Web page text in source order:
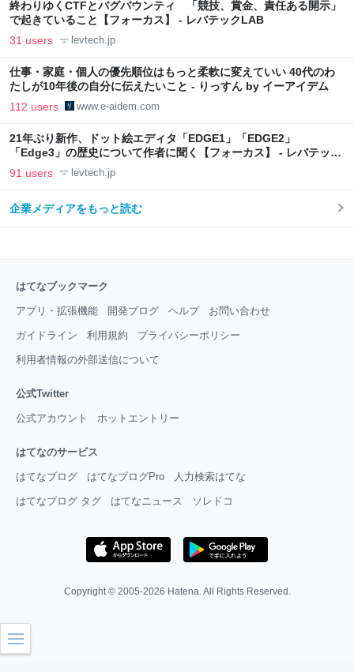
終わりゆくCTFとバグバウンティ 「競技、賞金、責任ある開示」
で起きていること【フォーカス】 - レバテックLAB
31 users levtech.jp
仕事・家庭・個人の優先順位はもっと柔軟に変えていい 40代のわ
たしが10年後の自分に伝えたいこと - りっすん by イーアイデム
112 users www.e-aidem.com
21年ぶり新作、ドット絵エディタ「EDGE1」「EDGE2」
「Edge3」の歴史について作者に聞く【フォーカス】 - レバテック
LAB
91 users levtech.jp
企業メディアをもっと読む
はてなブックマーク
アプリ・拡張機能 開発ブログ ヘルプ お問い合わせ
ガイドライン 利用規約 プライバシーポリシー
利用者情報の外部送信について
公式Twitter
公式アカウント ホットエントリー
はてなのサービス
はてなブログ はてなブログPro 人力検索はてな
はてなブログ タグ はてなニュース ソレドコ
Copyright © 2005-2026 Hatena . All Rights Reserved.